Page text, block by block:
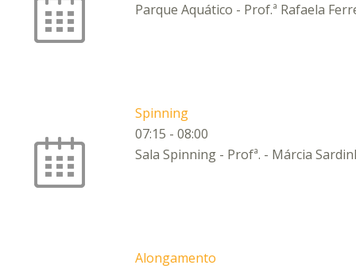
Parque Aquático - Prof.ª Rafaela
Spinning
07:15 - 08:00
Sala Spinning - Profª. - Márcia
Alongamento